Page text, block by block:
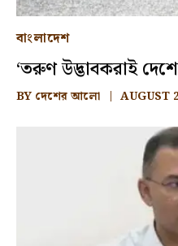
বাংলাদেশ
‘তরুণ উদ্ভাবকরাই
BY দেশের আলো AUGUST